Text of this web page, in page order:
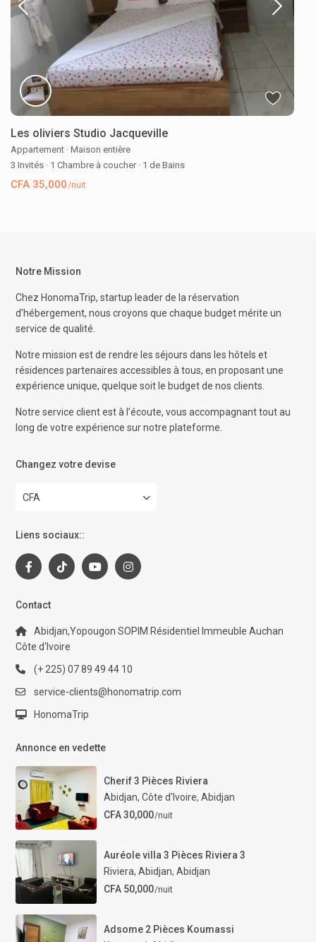
Les oliviers Studio Jacqueville
Appartement · Maison entière
3 Invités · 1 Chambre à coucher · 1 de Bains
CFA 35,000/nuit
Notre Mission
Chez HonomaTrip, startup leader de la réservation
d’hébergement, nous croyons que chaque budget mérite un
service de qualité.
Notre mission est de rendre les séjours dans les hôtels et
résidences partenaires accessibles à tous, en proposant une
expérience unique, quelque soit le budget de nos clients.
Notre service client est à l’écoute, vous accompagnant tout au
long de votre expérience sur notre plateforme.
Changez votre devise
CFA
Liens sociaux::
Contact
Abidjan,Yopougon SOPIM Résidentiel Immeuble Auchan
Côte d‘Ivoire
(+ 225) 07 89 49 44 10
service-clients@honomatrip.com
HonomaTrip
Annonce en vedette
Cherif 3 Pièces Riviera
Abidjan, Côte d'Ivoire, Abidjan
CFA 30,000/nuit
Auréole villa 3 Pièces Riviera 3
Riviera, Abidjan, Abidjan
CFA 50,000/nuit
Adsome 2 Pièces Koumassi